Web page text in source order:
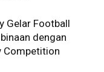
Gelar Football
dengan
Competition